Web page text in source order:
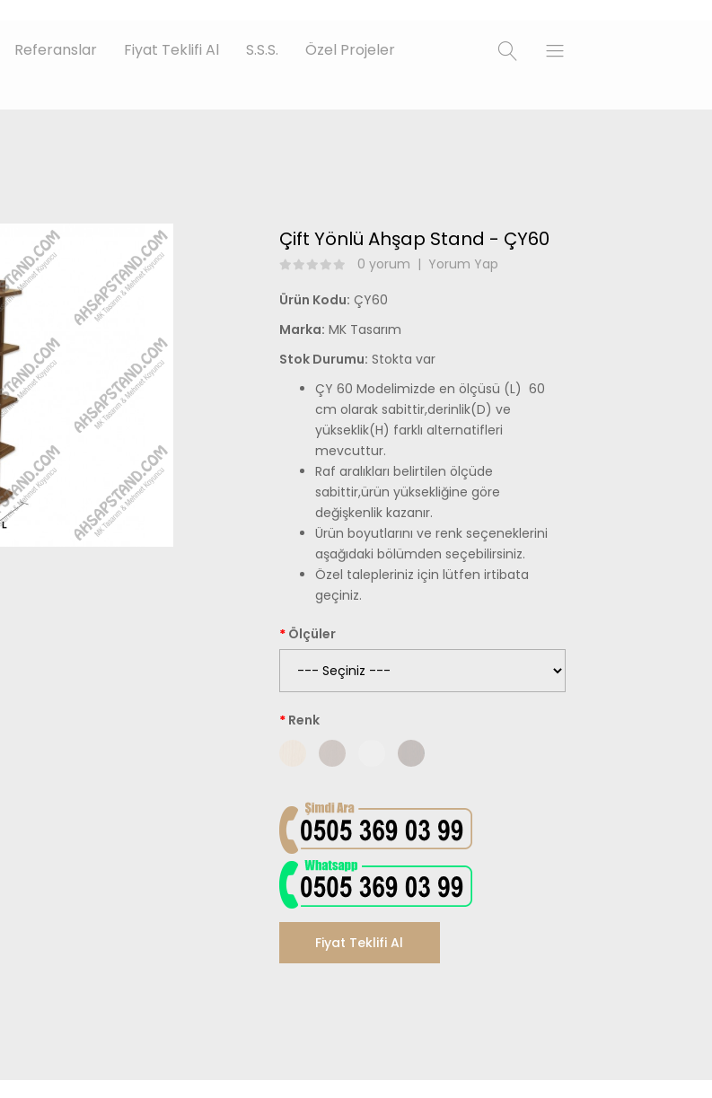
Referanslar Fiyat Teklifi Al S.S.S.
Özel Projeler
Çift Yönlü Ahşap Stand - ÇY60
0 yorum | Yorum Yap
Ürün Kodu: ÇY60
Marka: MK Tasarım
Stok Durumu: Stokta var
ÇY 60 Modelimizde en ölçüsü (L) 60
cm olarak sabittir,derinlik(D) ve
yükseklik(H) farklı alternatifleri
mevcuttur.
Raf aralıkları belirtilen ölçüde
sabittir,ürün yüksekliğine göre
değişkenlik kazanır.
Ürün boyutlarını ve renk seçeneklerini
aşağıdaki bölümden seçebilirsiniz.
Özel talepleriniz için lütfen irtibata
geçiniz.
Ölçüler
Renk
Fiyat Teklifi Al